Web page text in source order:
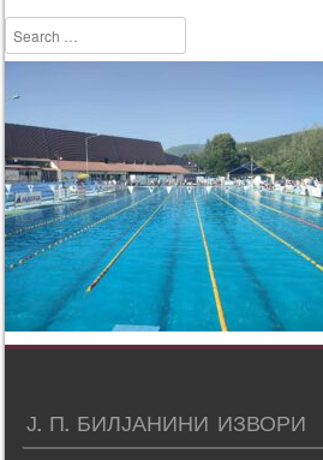
Search
Ј. П. БИЛЈАНИНИ ИЗВОРИ